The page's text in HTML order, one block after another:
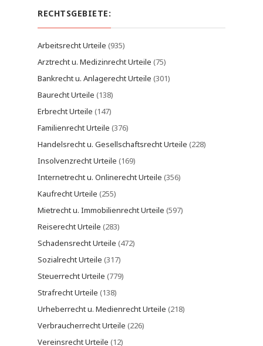
RECHTSGEBIETE:
Arbeitsrecht Urteile (935)
Arztrecht u. Medizinrecht Urteile (75)
Bankrecht u. Anlagerecht Urteile (301)
Baurecht Urteile (138)
Erbrecht Urteile (147)
Familienrecht Urteile (376)
Handelsrecht u. Gesellschaftsrecht Urteile (228)
Insolvenzrecht Urteile (169)
Internetrecht u. Onlinerecht Urteile (356)
Kaufrecht Urteile (255)
Mietrecht u. Immobilienrecht Urteile (597)
Reiserecht Urteile (283)
Schadensrecht Urteile (472)
Sozialrecht Urteile (317)
Steuerrecht Urteile (779)
Strafrecht Urteile (138)
Urheberrecht u. Medienrecht Urteile (218)
Verbraucherrecht Urteile (226)
Vereinsrecht Urteile (12)